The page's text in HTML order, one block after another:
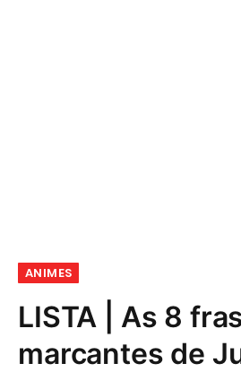
ANIMES
LISTA | As 8
marcantes de